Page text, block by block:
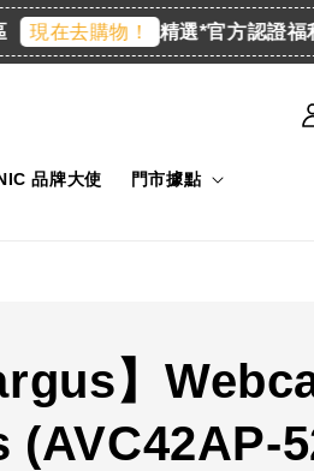
現在去購物！ 精選*官方認證福利
品牌大使 門市據點
】
(AVC42AP-